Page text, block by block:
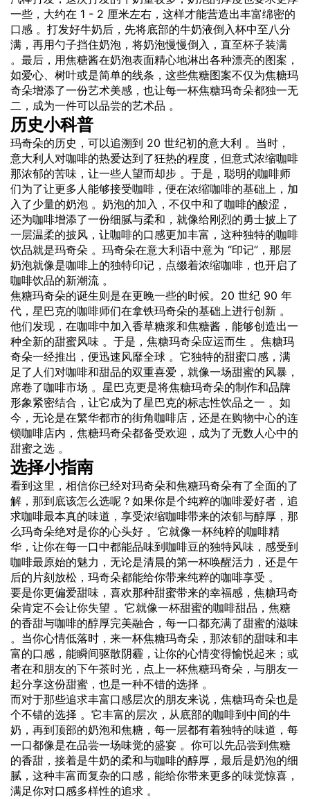
一些，大约在 1 - 2 厘米左右，这样才能营造出丰富绵密的
口感 。打发好牛奶后，先将底部的牛奶液倒入杯中至八分
满，再用勺子挡住奶泡，将奶泡慢慢倒入，直至杯子装满
。最后，用焦糖酱在奶泡表面精心地淋出各种漂亮的图案，
如爱心、树叶或是简单的线条，这些焦糖图案不仅为焦糖玛
奇朵增添了一份艺术美感，也让每一杯焦糖玛奇朵都独一无
二，成为一件可以品尝的艺术品 。
历史小科普
玛奇朵的历史，可以追溯到 20 世纪初的意大利 。当时，
意大利人对咖啡的热爱达到了狂热的程度，但意式浓缩咖啡
那浓郁的苦味，让一些人望而却步 。于是，聪明的咖啡师
们为了让更多人能够接受咖啡，便在浓缩咖啡的基础上，加
入了少量的奶泡 。奶泡的加入，不仅中和了咖啡的酸涩，
还为咖啡增添了一份细腻与柔和，就像给刚烈的勇士披上了
一层温柔的披风，让咖啡的口感更加丰富，这种独特的咖啡
饮品就是玛奇朵 。玛奇朵在意大利语中意为 “印记”，那层
奶泡就像是咖啡上的独特印记，点缀着浓缩咖啡，也开启了
咖啡饮品的新潮流 。
焦糖玛奇朵的诞生则是在更晚一些的时候。20 世纪 90 年
代，星巴克的咖啡师们在拿铁玛奇朵的基础上进行创新 。
他们发现，在咖啡中加入香草糖浆和焦糖酱，能够创造出一
种全新的甜蜜风味 。于是，焦糖玛奇朵应运而生 。焦糖玛
奇朵一经推出，便迅速风靡全球 。它独特的甜蜜口感，满
足了人们对咖啡和甜品的双重喜爱，就像一场甜蜜的风暴，
席卷了咖啡市场 。星巴克更是将焦糖玛奇朵的制作和品牌
形象紧密结合，让它成为了星巴克的标志性饮品之一 。如
今，无论是在繁华都市的街角咖啡店，还是在购物中心的连
锁咖啡店内，焦糖玛奇朵都备受欢迎，成为了无数人心中的
甜蜜之选 。
选择小指南
看到这里，相信你已经对玛奇朵和焦糖玛奇朵有了全面的了
解，那到底该怎么选呢？如果你是个纯粹的咖啡爱好者，追
求咖啡最本真的味道，享受浓缩咖啡带来的浓郁与醇厚，那
么玛奇朵绝对是你的心头好 。它就像一杯纯粹的咖啡精
华，让你在每一口中都能品味到咖啡豆的独特风味，感受到
咖啡最原始的魅力，无论是清晨的第一杯唤醒活力，还是午
后的片刻放松，玛奇朵都能给你带来纯粹的咖啡享受 。
要是你更偏爱甜味，喜欢那种甜蜜带来的幸福感，焦糖玛奇
朵肯定不会让你失望 。它就像一杯甜蜜的咖啡甜品，焦糖
的香甜与咖啡的醇厚完美融合，每一口都充满了甜蜜的滋味
。当你心情低落时，来一杯焦糖玛奇朵，那浓郁的甜味和丰
富的口感，能瞬间驱散阴霾，让你的心情变得愉悦起来；或
者在和朋友的下午茶时光，点上一杯焦糖玛奇朵，与朋友一
起分享这份甜蜜，也是一种不错的选择 。
而对于那些追求丰富口感层次的朋友来说，焦糖玛奇朵也是
个不错的选择 。它丰富的层次，从底部的咖啡到中间的牛
奶，再到顶部的奶泡和焦糖，每一层都有着独特的味道，每
一口都像是在品尝一场味觉的盛宴 。你可以先品尝到焦糖
的香甜，接着是牛奶的柔和与咖啡的醇厚，最后是奶泡的细
腻，这种丰富而复杂的口感，能给你带来更多的味觉惊喜，
满足你对口感多样性的追求 。